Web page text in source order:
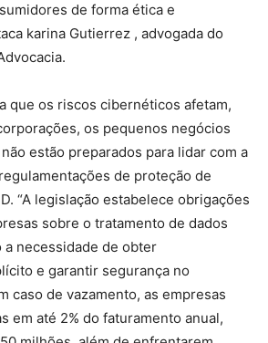
de forma ética e
karina Gutierrez , advogada do
que os riscos cibernéticos afetam,
os pequenos negócios
estão preparados para lidar com a
de proteção de
“A legislação estabelece obrigações
sobre o tratamento de dados
necessidade de obter
e garantir segurança no
caso de vazamento, as empresas
em até 2% do faturamento anual,